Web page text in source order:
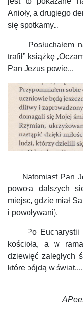
Anioły, a drugiego
się spotkamy...
Posłuchałem
trafił” książkę
Pan Jezus
Natomiast Pan
powoła dalszych
miejsc, gdzie miał
i powoływani).
Po Eucharystii
kościoła, a w
dziewięć zaległych
które pójdą w świat,...